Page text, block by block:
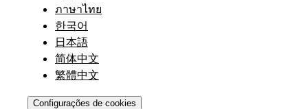
ภาษาไทย
한국어
日本語
简体中文
繁體中文
Configurações de cookies